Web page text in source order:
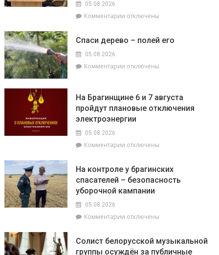
соревнованиях
05.08.2026
Комментарии к
районного
Инна
приём
граждан
отключены
Спаси дерево – полей его
05.08.2026
Комментарии к
дерево
–
полей
его
отключены
На Брагинщине 6 и 7 августа
пройдут плановые отключения
электроэнергии
05.08.2026
Комментарии к
Брагинщине
6
и
пройдут
отключения
электроэнергии
отключены
На контроле у брагинских
спасателей – безопасность
уборочной кампании
05.08.2026
Комментарии к
контроле
отключены
Солист белорусской музыкальной
группы осуждён за публичные